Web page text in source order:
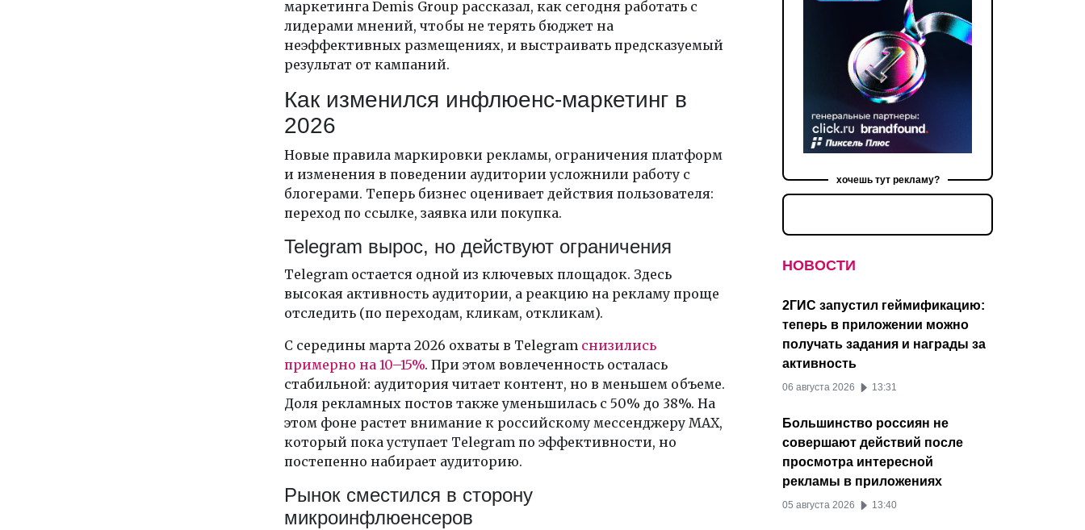
маркетинга Demis Group рассказал, как сегодня работать с
лидерами мнений, чтобы не терять бюджет на
неэффективных размещениях, и выстраивать предсказуемый
результат от кампаний.
Как изменился инфлюенс-маркетинг в
2026
Новые правила маркировки рекламы, ограничения платформ
и изменения в поведении аудитории усложнили работу с
блогерами. Теперь бизнес оценивает действия пользователя:
переход по ссылке, заявка или покупка.
Telegram вырос, но действуют ограничения
Telegram остается одной из ключевых площадок. Здесь
высокая активность аудитории, а реакцию на рекламу проще
отследить (по переходам, кликам, откликам).
С середины марта 2026 охваты в Telegram снизились
примерно на 10–15%. При этом вовлеченность осталась
стабильной: аудитория читает контент, но в меньшем объеме.
Доля рекламных постов также уменьшилась с 50% до 38%. На
этом фоне растет внимание к российскому мессенджеру MAX,
который пока уступает Telegram по эффективности, но
постепенно набирает аудиторию.
Рынок сместился в сторону
микроинфлюенсеров
хочешь тут рекламу?
НОВОСТИ
2ГИС запустил геймификацию:
теперь в приложении можно
получать задания и награды за
активность
06 августа 2026 13:31
Большинство россиян не
совершают действий после
просмотра интересной
рекламы в приложениях
05 августа 2026 13:40